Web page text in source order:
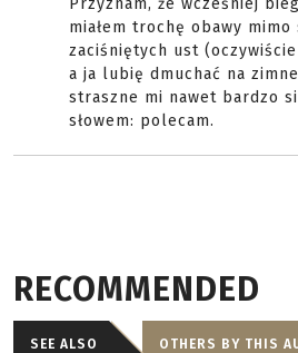
Przyznam, że wcześniej
miałem trochę obawy
zaciśniętych ust
a ja lubię dmuchać na
straszne mi nawet bardzo
słowem: polecam.
RECOMMENDED
SEE ALSO OTHERS BY THIS